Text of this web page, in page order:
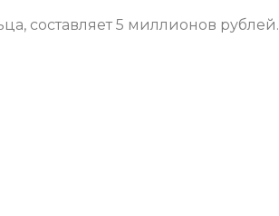
составляет 5 миллионов рублей.